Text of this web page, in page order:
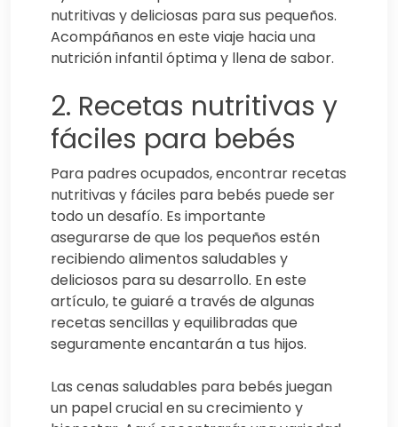
nutritivas y deliciosas para sus pequeños.
Acompáñanos en este viaje hacia una
nutrición infantil óptima y llena de sabor.
2. Recetas nutritivas y
fáciles para bebés
Para padres ocupados, encontrar recetas
nutritivas y fáciles para bebés puede ser
todo un desafío. Es importante
asegurarse de que los pequeños estén
recibiendo alimentos saludables y
deliciosos para su desarrollo. En este
artículo, te guiaré a través de algunas
recetas sencillas y equilibradas que
seguramente encantarán a tus hijos.
Las cenas saludables para bebés juegan
un papel crucial en su crecimiento y